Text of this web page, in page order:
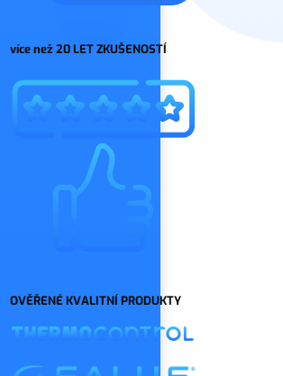
více než 20 LET ZKUŠENOSTÍ
OVĚŘENÉ KVALITNÍ PRODUKTY